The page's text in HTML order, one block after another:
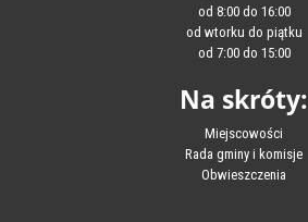
od 8:00 do 16:00
od wtorku do piątku
od 7:00 do 15:00
Na skróty:
Miejscowości
Rada gminy i komisje
Obwieszczenia